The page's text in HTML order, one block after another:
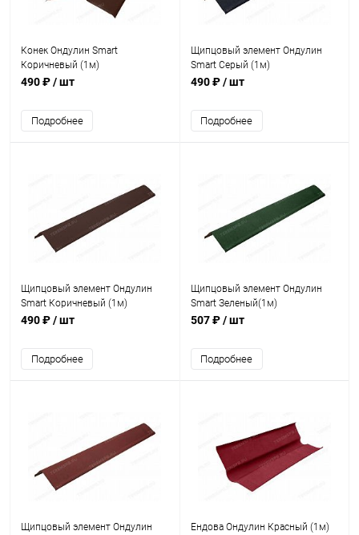
Конек Ондулин Smart
Коричневый (1м)
490 ₽/ шт
Подробнее
Щипцовый элемент Ондулин
Smart Серый (1м)
490 ₽/ шт
Подробнее
Щипцовый элемент Ондулин
Smart Коричневый (1м)
490 ₽/ шт
Подробнее
Щипцовый элемент Ондулин
Smart Зеленый(1м)
507 ₽/ шт
Подробнее
Щипцовый элемент Ондулин
Ендова Ондулин Красный (1м)